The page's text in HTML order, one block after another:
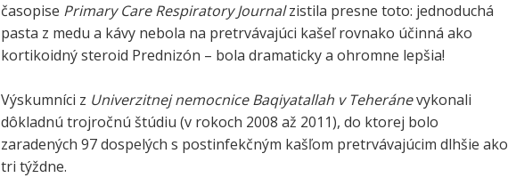
časopise Primary Care Respiratory Journalzistila presne toto: jednoduchá
pasta z medu a kávy nebola na pretrvávajúci kašeľ rovnako účinná ako
kortikoidný steroid Prednizón – bola dramaticky a ohromne lepšia!
Výskumníci z Univerzitnej nemocnice Baqiyatallah v Teheránevykonali
dôkladnú trojročnú štúdiu (v rokoch 2008 až 2011), do ktorej bolo
zaradených 97 dospelých s postinfekčným kašľom pretrvávajúcim dlhšie ako
tri týždne.